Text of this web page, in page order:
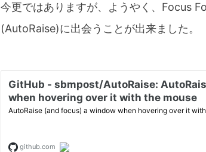
今更ではありますが、ようやく、Focus
(AutoRaise)に出会うことが出来ました。